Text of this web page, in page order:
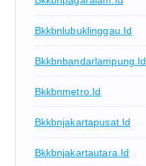
Bkkbnlubuklinggau.id
Bkkbnbandarlampung.id
Bkkbnmetro.id
Bkkbnjakartapusat.id
Bkkbnjakartautara.id